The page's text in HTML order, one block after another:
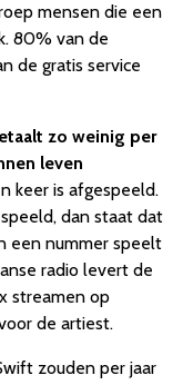
mensen die een
80% van de
de gratis service
zo weinig per
leven
keer is afgespeeld.
dan staat dat
een nummer speelt
radio levert de
streamen op
de artiest.
zouden per jaar